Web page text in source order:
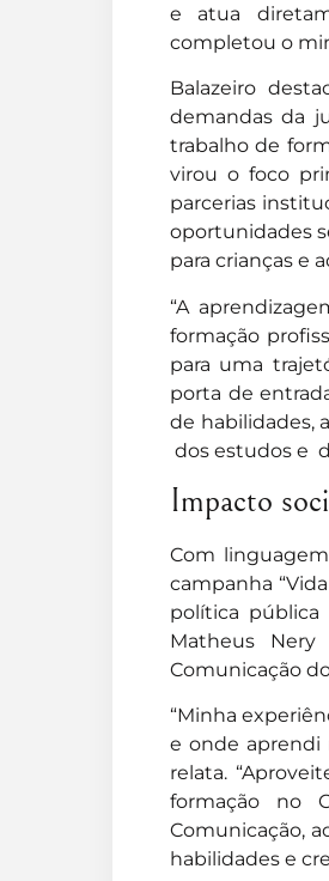
e atua
completou o
Balazeiro
demandas da
trabalho de
virou o foco
parcerias
oportunidades
para crianças e
“A
formação
para uma
porta de
de habilidades,
dos estudos e
Impacto
Com
campanha
política
Matheus
Comunicação
“Minha
e onde aprendi
relata.
formação no
Comunicação,
habilidades e